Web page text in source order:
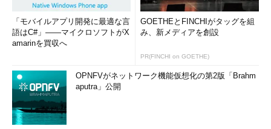
「モバイルアプリ開発に最適な言
語はC#」――マイクロソフトがX
amarinを買収へ
GOETHEとFINCHIがタッグを組
み、新メディアを創設
PR(FINCHI on GOETHE)
OPNFVがネットワーク機能仮想化の第2版「Brahm
aputra」公開